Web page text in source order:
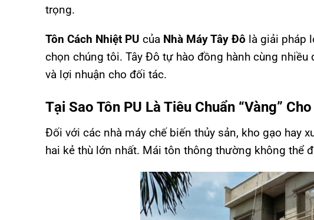
trọng.
Tôn Cách Nhiệt PU của Nhà Máy Tây Đô là giải pháp
chọn chúng tôi. Tây Đô tự hào đồng hành cùng
và lợi nhuận cho đối tác.
Tại Sao Tôn PU Là Tiêu Chuẩn “Vàng”
Đối với các nhà máy chế biến thủy sản, kho gạo hay
hai kẻ thù lớn nhất. Mái tôn thông thường không thể